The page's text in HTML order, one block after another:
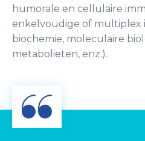
humorale en cellulaire
enkelvoudige of multiplex
biochemie, moleculaire
metabolieten, enz.).